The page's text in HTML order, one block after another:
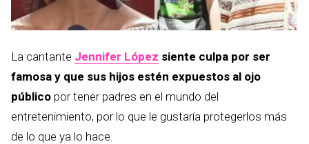
La cantante Jennifer López siente culpa por ser
famosa y que sus hijos estén expuestos al ojo
público por tener padres en el mundo del
entretenimiento, por lo que le gustaría protegerlos más
de lo que ya lo hace.